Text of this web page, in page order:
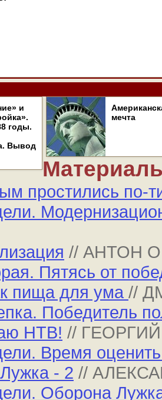
и
годы.
Вывод
мечта
простились по-
// АНТОН
Пятясь от
пища для ума //
Победитель
НТВ! //
Время
- 2 //
Оборона